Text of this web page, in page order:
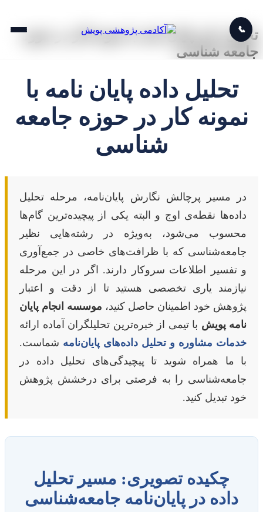
📞
تحلیل داده پایان نامه با نمونه کار در حوزه
جامعه شناسی
تحلیل داده پایان نامه با
نمونه کار در حوزه جامعه
شناسی
در مسیر پرچالش نگارش پایان‌نامه، مرحله تحلیل
داده‌ها نقطه‌ی اوج و البته یکی از پیچیده‌ترین گام‌ها
محسوب می‌شود، به‌ویژه در رشته‌هایی نظیر
جامعه‌شناسی که با ظرافت‌های خاصی در جمع‌آوری
و تفسیر اطلاعات سروکار دارند. اگر در این مرحله
نیازمند یاری تخصصی هستید تا از دقت و اعتبار
پژوهش خود اطمینان حاصل کنید، موسسه انجام پایان
نامه پویش با تیمی از خبره‌ترین تحلیلگران آماده ارائه
خدمات مشاوره و تحلیل داده‌های پایان‌نامه شماست.
با ما همراه شوید تا پیچیدگی‌های تحلیل داده در
جامعه‌شناسی را به فرصتی برای درخشش پژوهش
خود تبدیل کنید.
چکیده تصویری: مسیر تحلیل
داده در پایان‌نامه جامعه‌شناسی